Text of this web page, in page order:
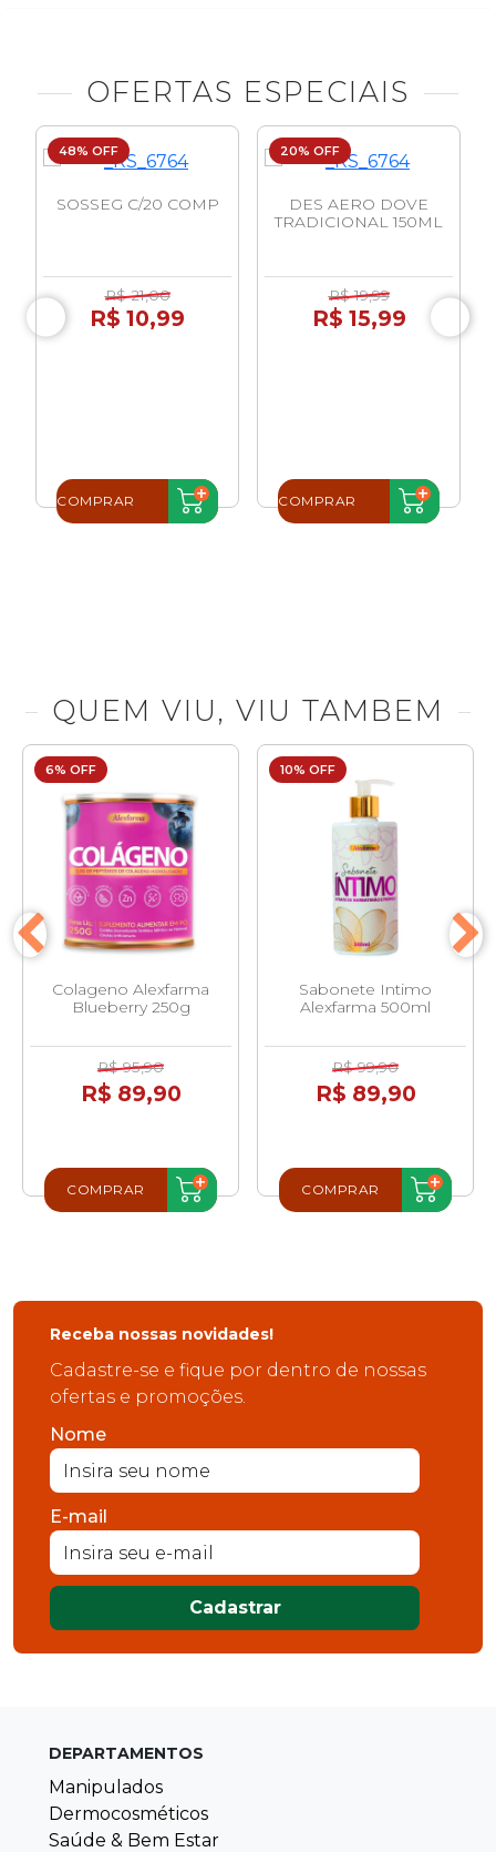
OFERTAS ESPECIAIS
48% OFF
SOSSEG C/20 COMP
R$ 21,00
R$ 10,99
COMPRAR
20% OFF
DES AERO DOVE
TRADICIONAL 150ML
R$ 19,99
R$ 15,99
COMPRAR
QUEM VIU, VIU TAMBEM
6% OFF
Colageno Alexfarma
Blueberry 250g
R$ 95,90
R$ 89,90
COMPRAR
10% OFF
Sabonete Intimo
Alexfarma 500ml
R$ 99,90
R$ 89,90
COMPRAR
Receba nossas novidades!
Cadastre-se e fique por dentro de nossas
ofertas e promoções.
Nome
E-mail
Cadastrar
DEPARTAMENTOS
Manipulados
Dermocosméticos
Saúde & Bem Estar